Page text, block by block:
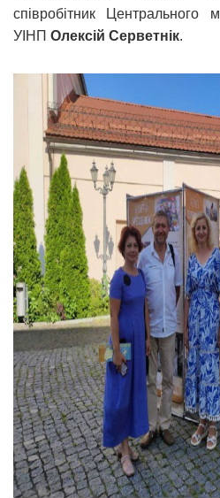
співробітник Центрального
УІНП Олексій Серветнік.